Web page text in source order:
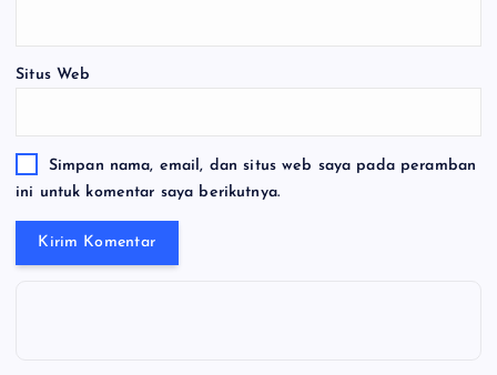
Situs Web
Simpan nama, email, dan situs web saya pada peramban
ini untuk komentar saya berikutnya.